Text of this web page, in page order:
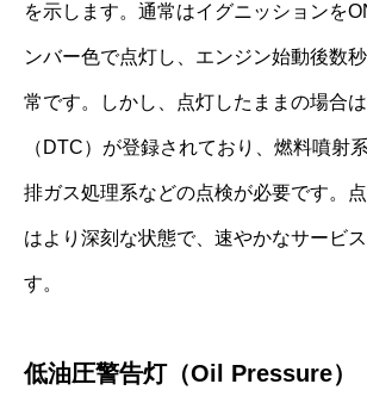
を示します。通常はイグニッションを
ンバー色で点灯し、エンジン始動後数
常です。しかし、点灯したままの場合
（DTC）が登録されており、燃料噴射
排ガス処理系などの点検が必要です。
はより深刻な状態で、速やかなサービ
す。
低油圧警告灯（Oil Pressure）